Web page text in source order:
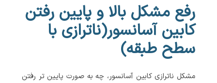
رفع مشکل بالا و پایین رفتن
کابین آسانسور(ناترازی با
سطح طبقه)
مشکل ناترازی کابین آسانسور، چه به صورت پایین تر رفتن